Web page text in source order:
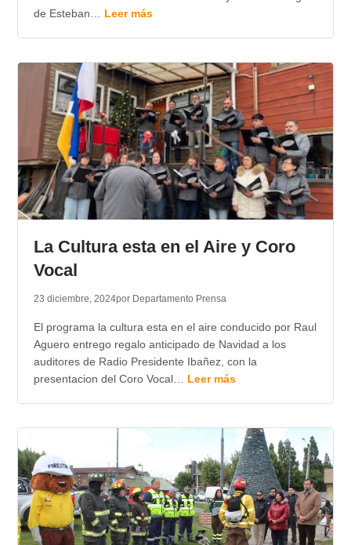
de Esteban… Leer más
La Cultura esta en el Aire y Coro
Vocal
23 diciembre, 2024por Departamento Prensa
El programa la cultura esta en el aire conducido por Raul
Aguero entrego regalo anticipado de Navidad a los
auditores de Radio Presidente Ibañez, con la
presentacion del Coro Vocal… Leer más